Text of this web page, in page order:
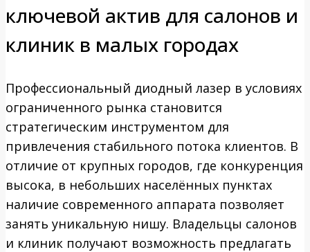
ключевой актив для салонов и
клиник в малых городах
Профессиональный диодный лазер в условиях
ограниченного рынка становится
стратегическим инструментом для
привлечения стабильного потока клиентов. В
отличие от крупных городов, где конкуренция
высока, в небольших населённых пунктах
наличие современного аппарата позволяет
занять уникальную нишу. Владельцы салонов
и клиник получают возможность предлагать